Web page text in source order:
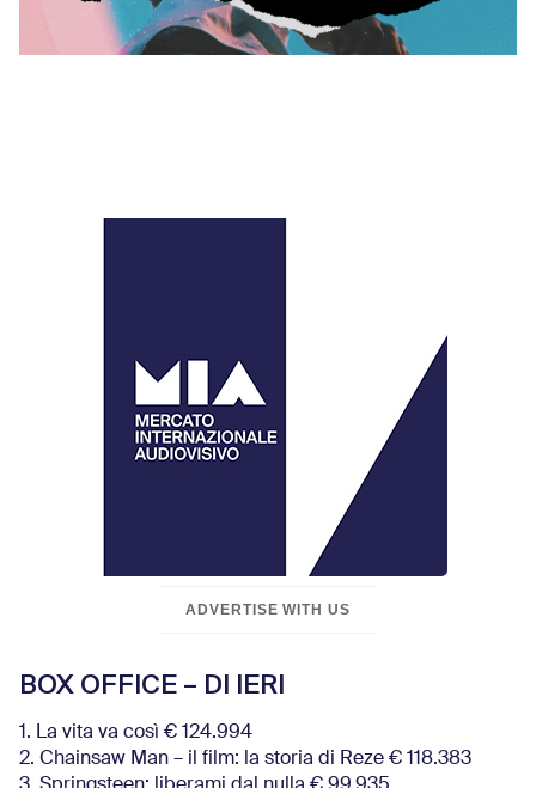
ADVERTISE WITH US
BOX OFFICE – DI IERI
1. La vita va così € 124.994
2. Chainsaw Man – il film: la storia di Reze € 118.383